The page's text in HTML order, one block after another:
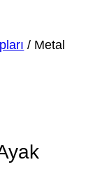
/ Metal